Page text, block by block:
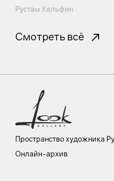
Рустам Хальфин
Смотреть всё
Пространство художника
Онлайн-архив